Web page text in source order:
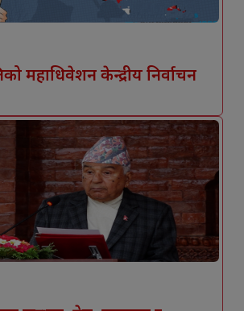
महाधिवेशन केन्द्रीय निर्वाचन